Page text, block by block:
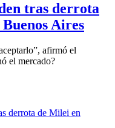
tras derrota
Aires
afirmó el
el mercado?